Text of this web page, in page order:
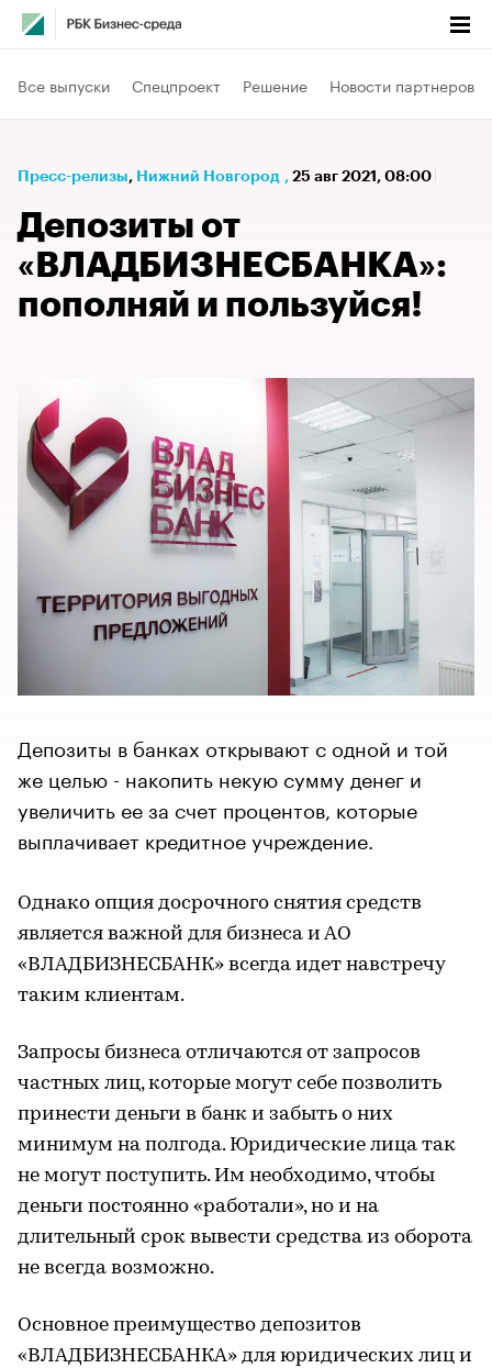
Все выпуски Спецпроект Решение Новости партнеров
Пресс-релизы⁠, Нижний Новгород , 25 авг 2021, 08:00
Депозиты от
«ВЛАДБИЗНЕСБАНКА»:
пополняй и пользуйся!
Депозиты в банках открывают с одной и той
же целью - накопить некую сумму денег и
увеличить ее за счет процентов, которые
выплачивает кредитное учреждение.
Однако опция досрочного снятия средств
является важной для бизнеса и АО
«ВЛАДБИЗНЕСБАНК» всегда идет навстречу
таким клиентам.
Запросы бизнеса отличаются от запросов
частных лиц, которые могут себе позволить
принести деньги в банк и забыть о них
минимум на полгода. Юридические лица так
не могут поступить. Им необходимо, чтобы
деньги постоянно «работали», но и на
длительный срок вывести средства из оборота
не всегда возможно.
Основное преимущество депозитов
«ВЛАДБИЗНЕСБАНКА» для юридических лиц и